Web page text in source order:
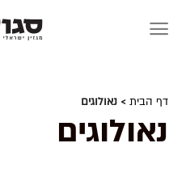
דף הבית > נאולוגים
נאולוגים